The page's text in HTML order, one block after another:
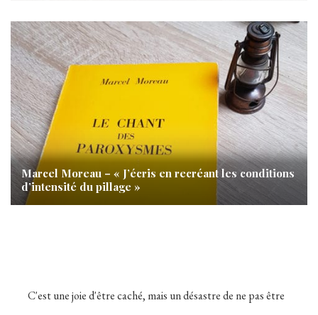
Marcel Moreau – « J’écris en recréant les conditions
d’intensité du pillage »
C'est une joie d'être caché, mais un désastre de ne pas être